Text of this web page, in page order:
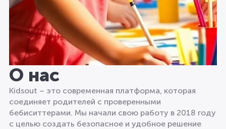
О нас
Kidsout – это современная платформа, которая
соединяет родителей с проверенными
бебиситтерами. Мы начали свою работу в 2018 году
с целью создать безопасное и удобное решение